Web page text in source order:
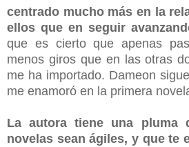
centrado mucho más en la
ellos que en seguir
que es cierto que apenas
menos giros que en las otras
me ha importado. Dameon
me enamoró en la primera
La autora tiene una pluma
novelas sean ágiles, y que te